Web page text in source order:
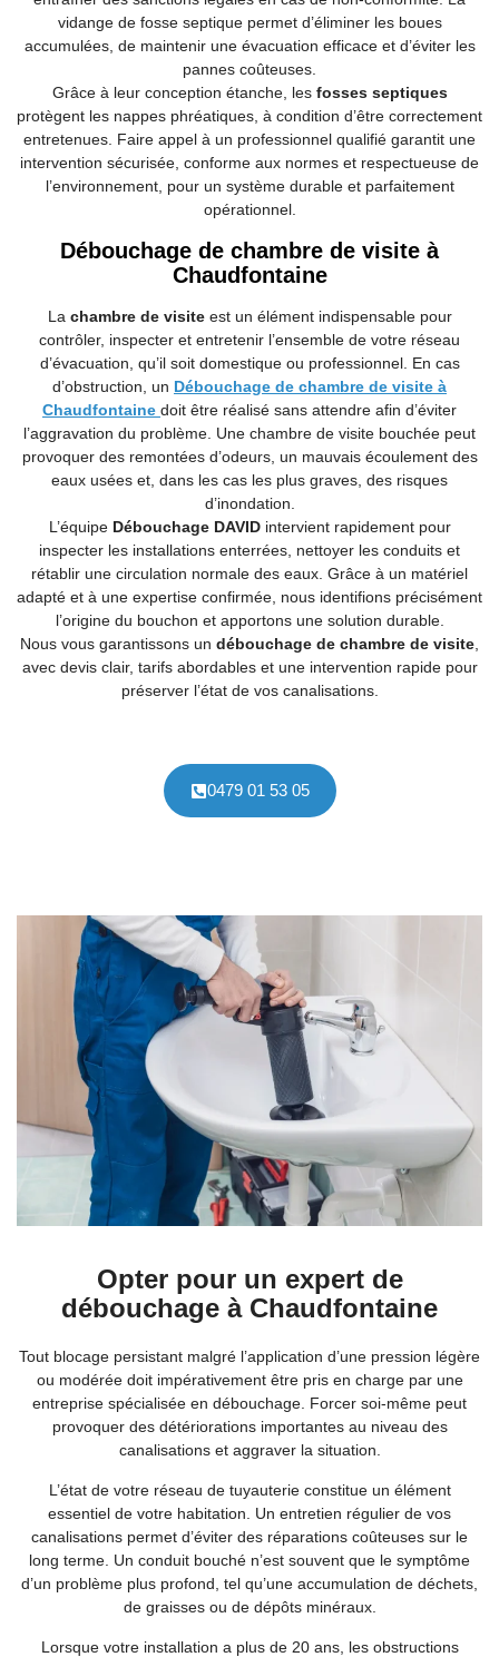
vidange de fosse septique permet d’éliminer les boues
accumulées, de maintenir une évacuation efficace et d’éviter les
pannes coûteuses.
Grâce à leur conception étanche, les fosses septiques
protègent les nappes phréatiques, à condition d’être correctement
entretenues. Faire appel à un professionnel qualifié garantit une
intervention sécurisée, conforme aux normes et respectueuse de
l’environnement, pour un système durable et parfaitement
opérationnel.
Débouchage de chambre de visite à
Chaudfontaine
La chambre de visiteest un élément indispensable pour
contrôler, inspecter et entretenir l’ensemble de votre réseau
d’évacuation, qu’il soit domestique ou professionnel. En cas
d’obstruction, un Débouchage de chambre de visite à
Chaudfontaine doit être réalisé sans attendre afin d’éviter
l’aggravation du problème. Une chambre de visite bouchée peut
provoquer des remontées d’odeurs, un mauvais écoulement des
eaux usées et, dans les cas les plus graves, des risques
d’inondation.
L’équipe Débouchage DAVIDintervient rapidement pour
inspecter les installations enterrées, nettoyer les conduits et
rétablir une circulation normale des eaux. Grâce à un matériel
adapté et à une expertise confirmée, nous identifions précisément
l’origine du bouchon et apportons une solution durable.
Nous vous garantissons un débouchage de chambre de visite
avec devis clair, tarifs abordables et une intervention rapide pour
préserver l’état de vos canalisations.
0479 01 53 05
Opter pour un expert de
débouchage à Chaudfontaine
Tout blocage persistant malgré l’application d’une pression légère
ou modérée doit impérativement être pris en charge par une
entreprise spécialisée en débouchage. Forcer soi-même peut
provoquer des détériorations importantes au niveau des
canalisations et aggraver la situation.
L’état de votre réseau de tuyauterie constitue un élément
essentiel de votre habitation. Un entretien régulier de vos
canalisations permet d’éviter des réparations coûteuses sur le
long terme. Un conduit bouché n’est souvent que le symptôme
d’un problème plus profond, tel qu’une accumulation de déchets,
de graisses ou de dépôts minéraux.
Lorsque votre installation a plus de 20 ans, les obstructions